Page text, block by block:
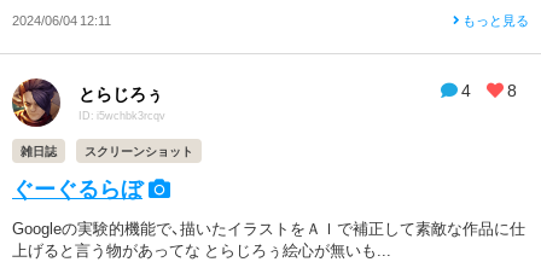
2024/06/04 12:11 もっと見る
4 8
とらじろぅ
ID: i5wchbk3rcqv
雑日誌 スクリーンショット
ぐーぐるらぼ
Googleの実験的機能で、描いたイラストをＡＩで補正して素敵な作品に仕
上げると言う物があってな とらじろぅ絵心が無いも...